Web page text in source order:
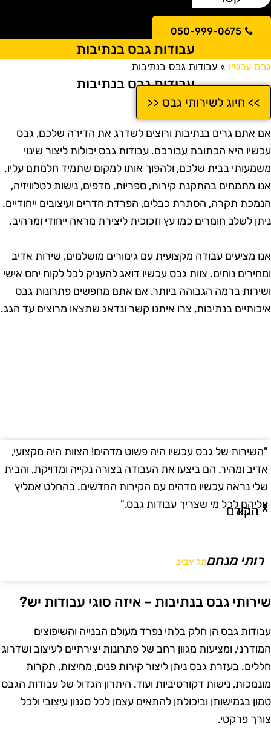
050-999-0675
עבודות גבס בנתיבות
עכשיו» עבודות גבס בנתיבות
עבודות גבס בנתיבות
>> חיוג לשירותי גבס <<
אתם גרים בנתיבות ורוצים לשדרג את הדירה שלכם, גבס
היא הכתובת עבורכם. עבודות גבס יכולות ליצור שינוי
בבית שלכם, ולהפוך אותו למקום שתמיד חלמתם עליו.
מתמחים בהתקנת קירות, ספריות, מדפים, נישות לטלוויזיה,
תקרה, הסתרת כבלים, הפרדת חדרים ועיצובים ייחודיים.
לשלב חומרים כמו עץ וזכוכית ליצירת מראה ייחודי ומרהיב.
מציעים עבודה מקצועית עם גימורים מושלמים, שירות אדיב
נוחים. צוות גבס עכשיו דואג להעניק לכל לקוח יחס אישי
ברמה הגבוהה ביותר. אם אתם מחפשים פתרונות גבס
בנתיבות, צרו איתנו קשר ונדאג שתצאו מרוצים עד הגג.
"השירות של גבס עכשיו היה פשוט מדהים! הצוות היה מקצועי,
אדיב ומהיר. הם ביצעו את העבודה בצורה נקייה ומדויקת, והבית
שלי נראה עכשיו מדהים עם הקירות החדשים. בהחלט אמליץ
עליהם לכל מי שצריך עבודות גבס."
רותי מנחםתל אביב
הקודם
הבא
גבס בנתיבות – איזה סוגי עבודות יש?
גבס הן חלק בלתי נפרד מעולם הבנייה והשיפוצים
ומציעות מגוון רחב של פתרונות יצירתיים לעיצוב ושדרוג
בעזרת גבס ניתן ליצור קירות פנים, מחיצות, תקרות
נישות דקורטיביות ועוד. היתרון הגדול של עבודות הגבס
בגמישותן וביכולתן להתאים עצמן לכל סגנון עיצובי ולכל
פרקטי.